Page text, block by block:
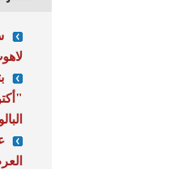
البالون
العرض